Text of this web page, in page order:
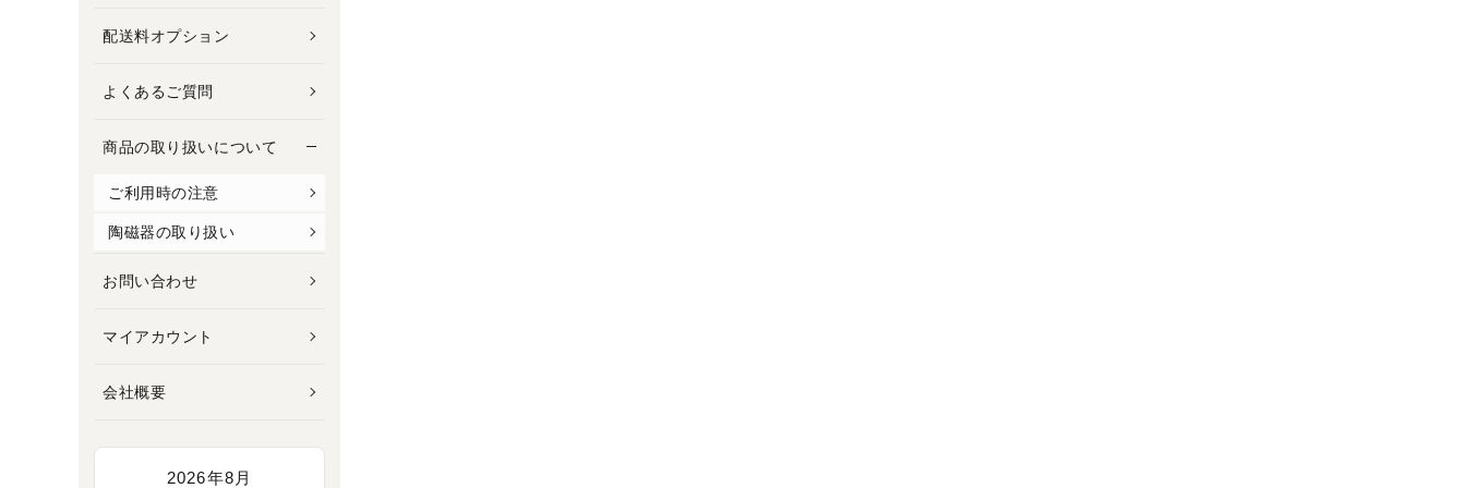
配送料オプション
よくあるご質問
商品の取り扱いについて
ご利用時の注意
陶磁器の取り扱い
お問い合わせ
マイアカウント
会社概要
2026年8月